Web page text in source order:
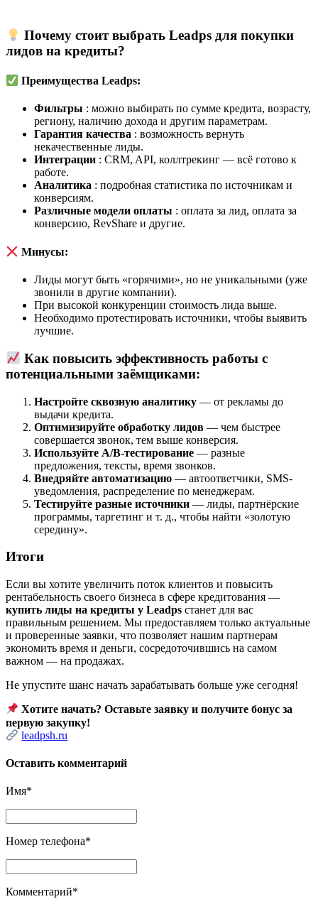
Почему стоит выбрать Leadps для покупки
лидов на кредиты?
Преимущества Leadps:
Фильтры : можно выбирать по сумме кредита, возрасту,
региону, наличию дохода и другим параметрам.
Гарантия качества : возможность вернуть
некачественные лиды.
Интеграции : CRM, API, коллтрекинг — всё готово к
работе.
Аналитика : подробная статистика по источникам и
конверсиям.
Различные модели оплаты : оплата за лид, оплата за
конверсию, RevShare и другие.
Минусы:
Лиды могут быть «горячими», но не уникальными (уже
звонили в другие компании).
При высокой конкуренции стоимость лида выше.
Необходимо протестировать источники, чтобы выявить
лучшие.
Как повысить эффективность работы с
потенциальными заёмщиками:
Настройте сквозную аналитику — от рекламы до
выдачи кредита.
Оптимизируйте обработку лидов — чем быстрее
совершается звонок, тем выше конверсия.
Используйте A/B-тестирование — разные
предложения, тексты, время звонков.
Внедряйте автоматизацию — автоответчики, SMS-
уведомления, распределение по менеджерам.
Тестируйте разные источники — лиды, партнёрские
программы, таргетинг и т. д., чтобы найти «золотую
середину».
Итоги
Если вы хотите увеличить поток клиентов и повысить
рентабельность своего бизнеса в сфере кредитования —
купить лиды на кредиты у Leadps станет для вас
правильным решением. Мы предоставляем только актуальные
и проверенные заявки, что позволяет нашим партнерам
экономить время и деньги, сосредоточившись на самом
важном — на продажах.
Не упустите шанс начать зарабатывать больше уже сегодня!
Хотите начать? Оставьте заявку и получите бонус за
первую закупку!
leadpsh.ru
Оставить комментарий
Имя*
Номер телефона*
Комментарий*